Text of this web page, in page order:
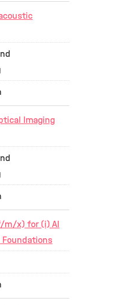
Imaging
m/x) for (i) AI
Foundations